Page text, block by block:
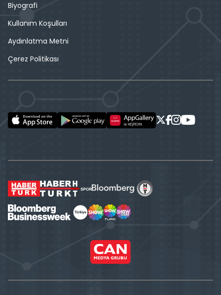
Biyografi
Kullanım Koşulları
Aydınlatma Metni
Çerez Politikası